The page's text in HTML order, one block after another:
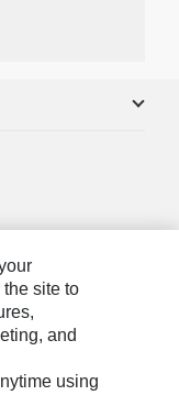
site to
and
using